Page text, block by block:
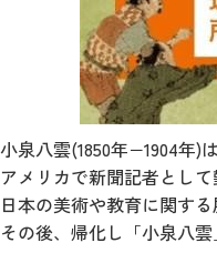
小泉八雲(1850年−1904年)
アメリカで新聞記者とし
日本の美術や教育に関す
その後、帰化し「小泉八雲